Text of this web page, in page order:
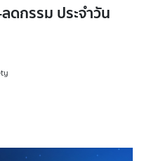
ดกรรม ประจำวัน